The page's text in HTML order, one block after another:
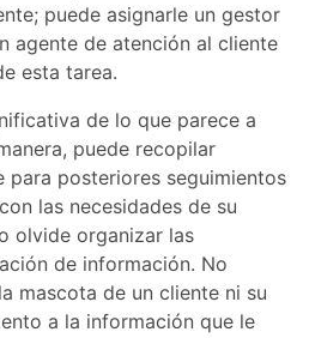
puede asignarle un gestor
agente de atención al cliente
esta tarea.
de lo que parece a
puede recopilar
posteriores seguimientos
las necesidades de su
olvide organizar las
de información. No
mascota de un cliente ni su
a la información que le